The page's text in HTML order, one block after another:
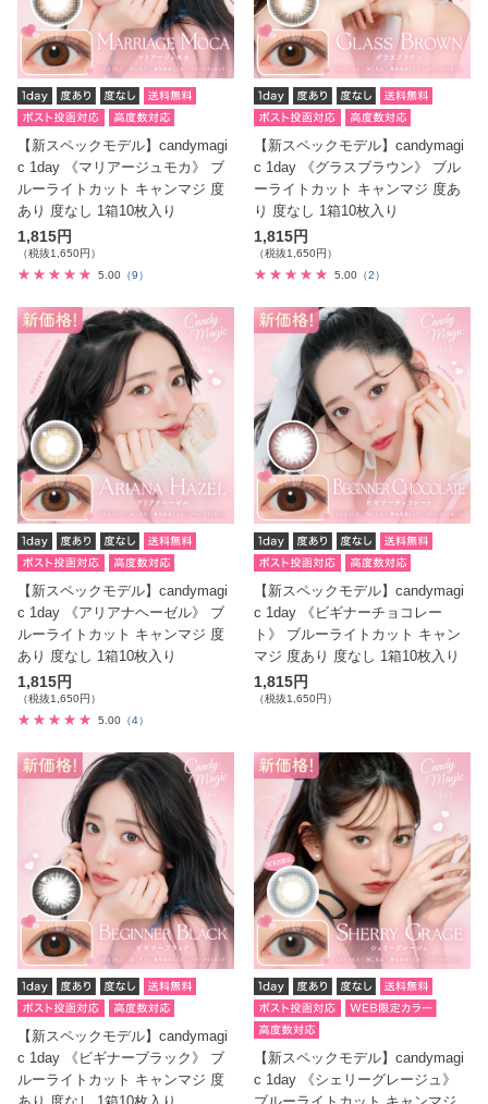
【新スペックモデル】candymagi
c 1day 《マリアージュモカ》 ブ
ルーライトカット キャンマジ 度
あり 度なし 1箱10枚入り
1,815円
（税抜1,650円）
5.00 （9）
【新スペックモデル】candymagi
c 1day 《グラスブラウン》 ブル
ーライトカット キャンマジ 度あ
り 度なし 1箱10枚入り
1,815円
（税抜1,650円）
5.00 （2）
【新スペックモデル】candymagi
c 1day 《アリアナヘーゼル》 ブ
ルーライトカット キャンマジ 度
あり 度なし 1箱10枚入り
1,815円
（税抜1,650円）
5.00 （4）
【新スペックモデル】candymagi
c 1day 《ビギナーチョコレー
ト》 ブルーライトカット キャン
マジ 度あり 度なし 1箱10枚入り
1,815円
（税抜1,650円）
【新スペックモデル】candymagi
c 1day 《ビギナーブラック》 ブ
ルーライトカット キャンマジ 度
【新スペックモデル】candymagi
c 1day 《シェリーグレージュ》